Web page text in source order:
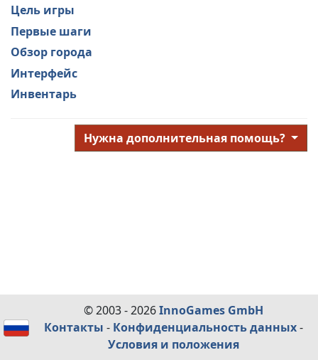
Цель игры
Первые шаги
Обзор города
Интерфейс
Инвентарь
Нужна дополнительная помощь?
© 2003 - 2026InnoGames GmbH
Контакты - Конфиденциальность данных-
Условия и положения